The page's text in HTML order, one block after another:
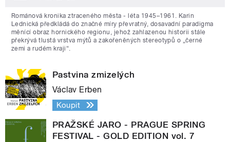
Románová kronika ztraceného města - léta 1945–1961. Karin
Lednická předkládá do značné míry převratný, dosavadní paradigma
měnící obraz hornického regionu, jehož zahlazenou historii stále
překrývá tlustá vrstva mýtů a zakořeněných stereotypů o „černé
zemi a rudém kraji“.
Pastvina zmizelých
Václav Erben
Koupit
PRAŽSKÉ JARO - PRAGUE SPRING
FESTIVAL - GOLD EDITION vol. 7